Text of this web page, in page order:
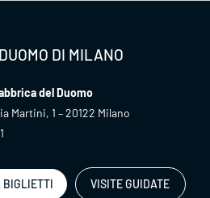
DUOMO DI MILANO
del Duomo
Martini, 1 – 20122 Milano
BIGLIETTI VISITE GUIDATE